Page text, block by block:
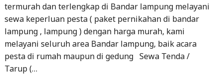
termurah dan terlengkap di Bandar lampung melayani
sewa keperluan pesta ( paket pernikahan di bandar
lampung , lampung ) dengan harga murah, kami
melayani seluruh area Bandar lampung, baik acara
pesta di rumah maupun di gedung Sewa Tenda /
Tarup (…